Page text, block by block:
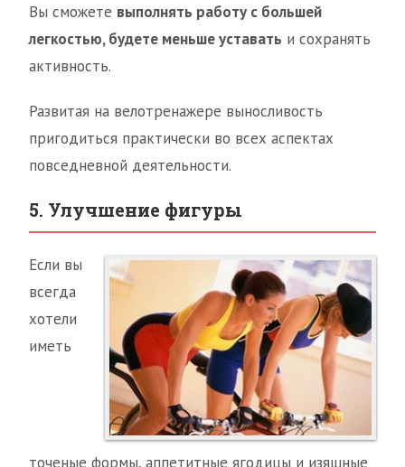
Вы сможете выполнять работу с большей
легкостью, будете меньше уставать и сохранять
активность.
Развитая на велотренажере выносливость
пригодиться практически во всех аспектах
повседневной деятельности.
5. Улучшение фигуры
Если вы
всегда
хотели
иметь
точеные формы, аппетитные ягодицы и изящные